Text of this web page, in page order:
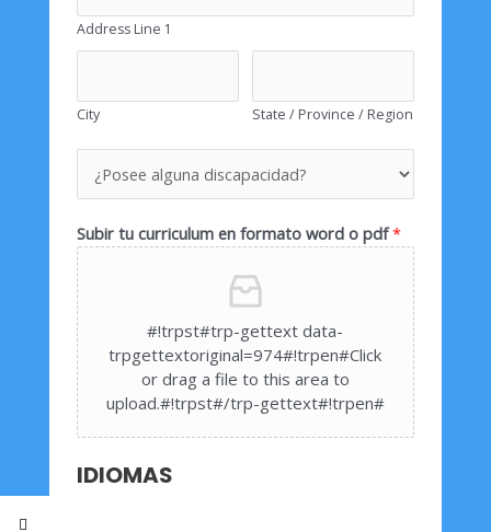
Address Line 1
City State / Province / Region
Subir tu curriculum en formato word o pdf*
#!trpst#trp-gettext data-
trpgettextoriginal=974#!trpen#Click
or drag a file to this area to
upload.#!trpst#/trp-gettext#!trpen#
IDIOMAS